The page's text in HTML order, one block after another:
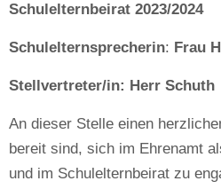
Schulelternbeirat 2023/2024
Schulelternsprecherin: Frau
Stellvertreter/in: Herr Schuth
An dieser Stelle einen
bereit sind, sich im Ehrenamt
und im Schulelternbeirat zu